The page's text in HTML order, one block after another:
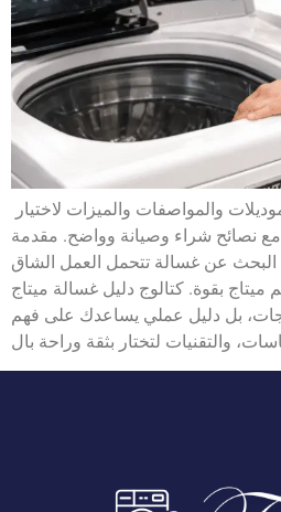
مع نصائح شراء وصيانة وواضح. مقدمة
البحث عن غسالة تتحمل العمل الشاق
بقوة. كتالوج دليل غسالة ميتاج
بل دليل عملي يساعدك على فهم